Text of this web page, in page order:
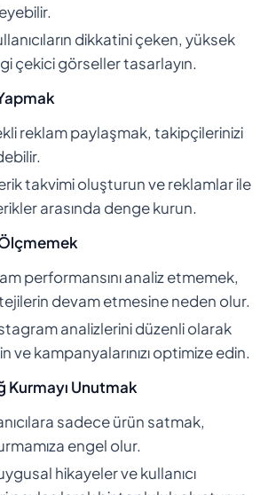
dikkatini çeken, yüksek
çekici görseller tasarlayın.
reklam paylaşmak, takipçilerinizi
takvimi oluşturun ve reklamlar ile
arasında denge kurun.
performansını analiz etmemek,
devam etmesine neden olur.
analizlerini düzenli olarak
ve kampanyalarınızı optimize edin.
Kurmayı Unutmak
sadece ürün satmak,
engel olur.
hikayeler ve kullanıcı